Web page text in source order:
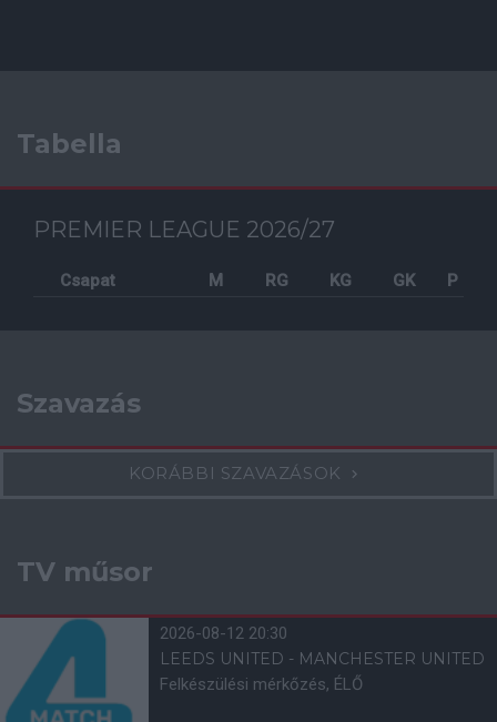
Tabella
PREMIER LEAGUE 2026/27
Csapat M RG KG GK P
Szavazás
KORÁBBI SZAVAZÁSOK
TV műsor
2026-08-12 20:30
LEEDS UNITED - MANCHESTER UNITED
Felkészülési mérkőzés, ÉLŐ